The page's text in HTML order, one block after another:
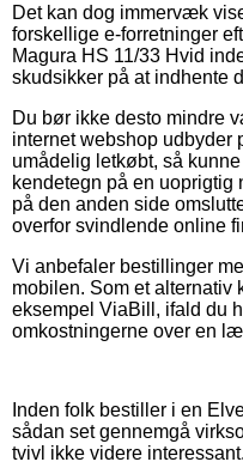
Det kan dog immervæk
forskellige e-forretninger
Magura HS 11/33 Hvid
skudsikker på at indhente
Du bør ikke desto mindre
internet webshop udbyder
umådelig letkøbt, så
kendetegn på en uoprigtig
på den anden side
overfor svindlende online
Vi anbefaler bestillinger
mobilen. Som et
eksempel ViaBill, ifald du
omkostningerne over en
Inden folk bestiller i en
sådan set gennemgå
tvivl ikke videre interessant.